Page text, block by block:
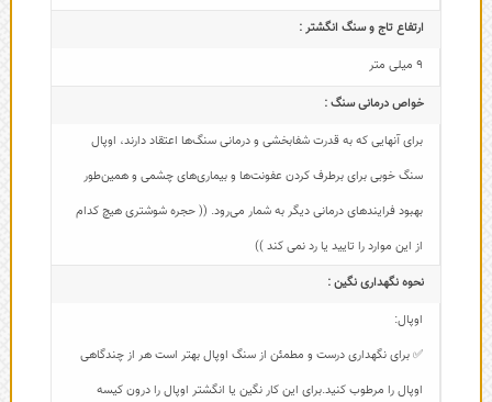
ارتفاع تاج و سنگ انگشتر :
9 میلی متر
خواص درمانی سنگ :
برای آنهایی که به قدرت شفابخشی و درمانی سنگ‌ها اعتقاد دارند، اوپال
سنگ خوبی برای برطرف کردن عفونت‌ها و بیماری‌های چشمی و همین‌طور
بهبود فرایندهای درمانی دیگر به شمار می‌رود. (( حجره شوشتری هیچ کدام
از این موارد را تایید یا رد نمی کند ))
نحوه نگهداری نگین :
اوپال:
✅ برای نگهداری درست و مطمئن از سنگ اوپال بهتر است هر از چندگاهی
اوپال را مرطوب کنید.برای این کار نگین یا انگشتر اوپال را درون کیسه